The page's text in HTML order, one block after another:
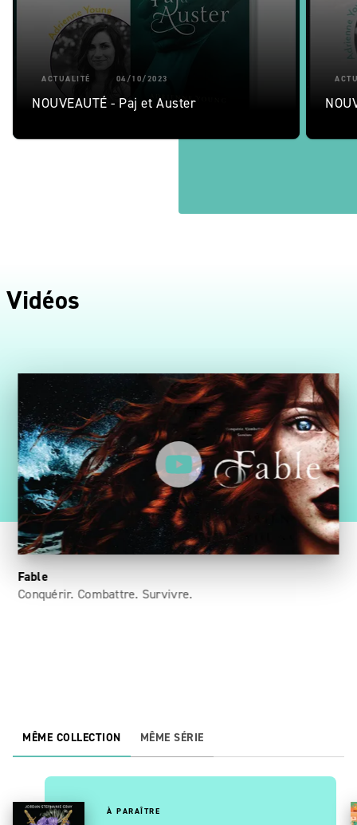
ACTUALITÉ 04/10/2023
NOUVEAUTÉ - Paj et Auster
Vidéos
Fable
Conquérir. Combattre. Survivre.
MÊME COLLECTION MÊME SÉRIE
À PARAÎTRE